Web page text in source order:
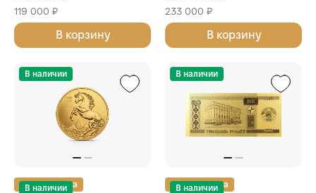
119 000 ₽
В корзину
233 000 ₽
В корзину
В наличии
Золотая карта
В наличии
В наличии
Золотая карта
В наличии